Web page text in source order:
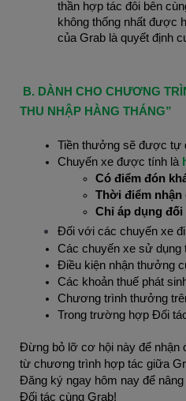
thần hợp tác đôi bên
không thống nhất được
của Grab là quyết định
B. DÀNH CHO CHƯƠNG
THU NHẬP HÀNG THÁNG”
Tiền thưởng sẽ được tự
Chuyến xe được tính là
Có điểm đón
Thời điểm
Chỉ áp dụng
Đối với các chuyến xe
Các chuyến xe sử dụng
Điều kiện nhận thưởng
Các khoản thuế phát
Chương trình thưởng
Trong trường hợp Đối
Đừng bỏ lỡ cơ hội này để nhận
từ chương trình hợp tác giữa
Đăng ký ngay hôm nay để
Đối tác cùng Grab!